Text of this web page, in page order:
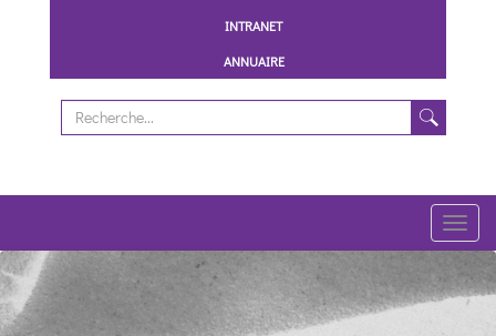
INTRANET
ANNUAIRE
Toggle
Previous